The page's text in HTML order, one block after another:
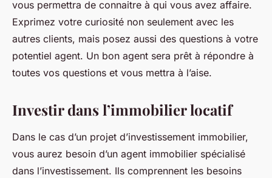
vous permettra de connaitre à qui vous avez affaire.
Exprimez votre curiosité non seulement avec les
autres clients, mais posez aussi des questions à votre
potentiel agent. Un bon agent sera prêt à répondre à
toutes vos questions et vous mettra à l’aise.
Investir dans l’immobilier locatif
Dans le cas d’un projet d’investissement immobilier,
vous aurez besoin d’un agent immobilier spécialisé
dans l’investissement. Ils comprennent les besoins